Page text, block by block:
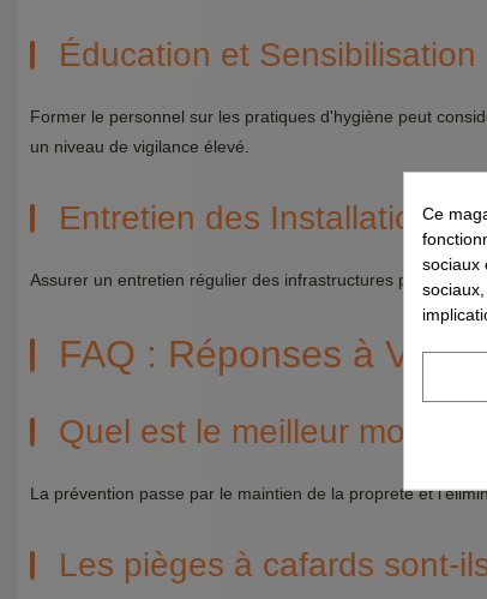
Éducation et Sensibilisation
Former le personnel sur les pratiques d'hygiène peut
un niveau de vigilance élevé.
Entretien des Installations
Assurer un entretien régulier des infrastructures pour
FAQ : Réponses à Vos
Quel est le meilleur moyen
La prévention passe par le maintien de la propreté et
Les pièges à cafards sont-
Ce
sociaux